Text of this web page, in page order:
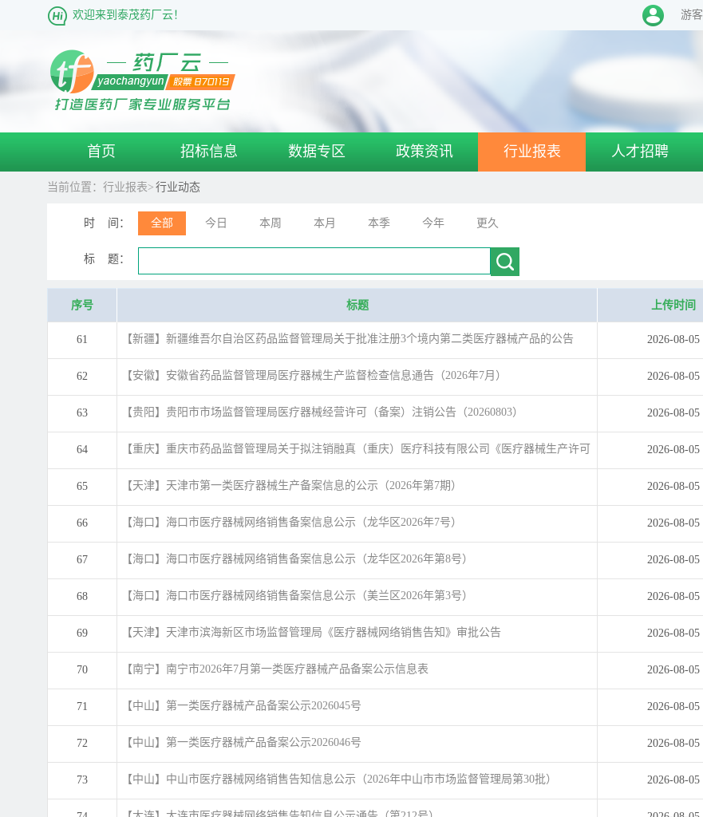
欢迎来到泰茂药厂云！ 游客
首页 招标信息 数据专区 政策资讯 行业报表 人才招聘
当前位置： 行业报表> 行业动态
时 间： 全部 今日 本周 本月 本季 今年 更久
标 题：
序号 标题 上传时间
61 【新疆】新疆维吾尔自治区药品监督管理局关于批准注册3个境内第二类医疗器械产品的公告
（2026年7月）
2026-08-05
62 【安徽】安徽省药品监督管理局医疗器械生产监督检查信息通告（2026年7月） 2026-08-05
63 【贵阳】贵阳市市场监督管理局医疗器械经营许可（备案）注销公告（20260803） 2026-08-05
64 【重庆】重庆市药品监督管理局关于拟注销融真（重庆）医疗科技有限公司《医疗器械生产许可
证》的公示
2026-08-05
65 【天津】天津市第一类医疗器械生产备案信息的公示（2026年第7期） 2026-08-05
66 【海口】海口市医疗器械网络销售备案信息公示（龙华区2026年7号） 2026-08-05
67 【海口】海口市医疗器械网络销售备案信息公示（龙华区2026年第8号） 2026-08-05
68 【海口】海口市医疗器械网络销售备案信息公示（美兰区2026年第3号） 2026-08-05
69 【天津】天津市滨海新区市场监督管理局《医疗器械网络销售告知》审批公告 2026-08-05
70 【南宁】南宁市2026年7月第一类医疗器械产品备案公示信息表 2026-08-05
71 【中山】第一类医疗器械产品备案公示2026045号 2026-08-05
72 【中山】第一类医疗器械产品备案公示2026046号 2026-08-05
73 【中山】中山市医疗器械网络销售告知信息公示（2026年中山市市场监督管理局第30批） 2026-08-05